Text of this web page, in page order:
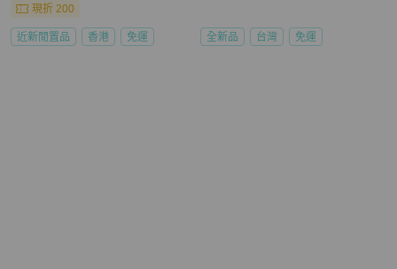
現折 200
近新閒置品 香港 免運 全新品 台灣 免運